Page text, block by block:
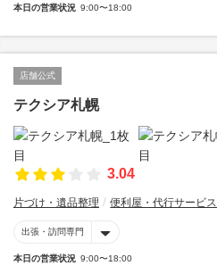
本日の営業状況 9:00〜18:00
店舗公式
テクシア札幌
3.04
片づけ・遺品整理 便利屋・代行サービス
出張・訪問専門
本日の営業状況 9:00〜18:00